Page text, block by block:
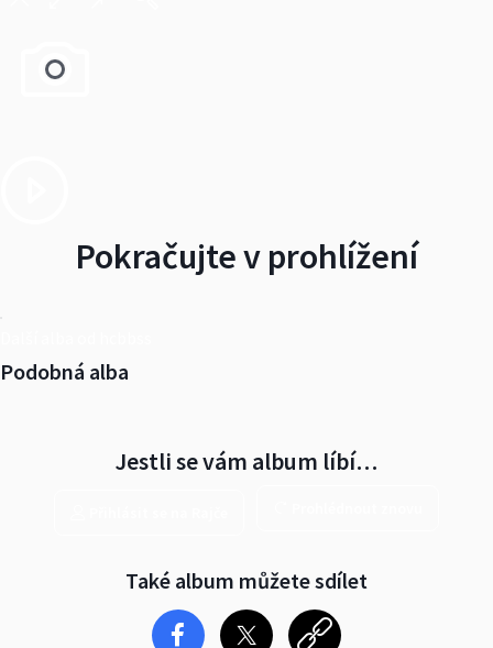
Pokračujte v prohlížení
Podobná alba
Jestli se vám album líbí…
Také album můžete sdílet